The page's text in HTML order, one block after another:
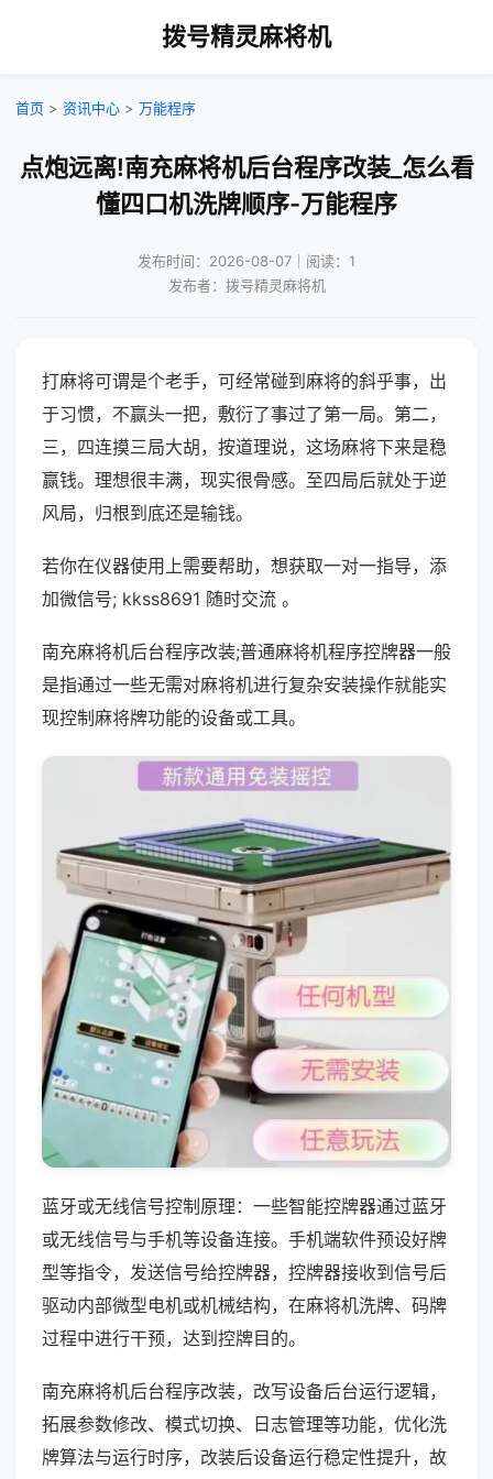
拨号精灵麻将机
首页 > 资讯中心 > 万能程序
点炮远离!南充麻将机后台程序改装_怎么看
懂四口机洗牌顺序-万能程序
发布时间：2026-08-07｜阅读：1
发布者：拨号精灵麻将机
打麻将可谓是个老手，可经常碰到麻将的斜乎事，出
于习惯，不赢头一把，敷衍了事过了第一局。第二，
三，四连摸三局大胡，按道理说，这场麻将下来是稳
赢钱。理想很丰满，现实很骨感。至四局后就处于逆
风局，归根到底还是输钱。
若你在仪器使用上需要帮助，想获取一对一指导，添
加微信号; kkss8691 随时交流 。
南充麻将机后台程序改装;普通麻将机程序控牌器一般
是指通过一些无需对麻将机进行复杂安装操作就能实
现控制麻将牌功能的设备或工具。
蓝牙或无线信号控制原理：一些智能控牌器通过蓝牙
或无线信号与手机等设备连接。手机端软件预设好牌
型等指令，发送信号给控牌器，控牌器接收到信号后
驱动内部微型电机或机械结构，在麻将机洗牌、码牌
过程中进行干预，达到控牌目的。
南充麻将机后台程序改装，改写设备后台运行逻辑，
拓展参数修改、模式切换、日志管理等功能，优化洗
牌算法与运行时序，改装后设备运行稳定性提升，故